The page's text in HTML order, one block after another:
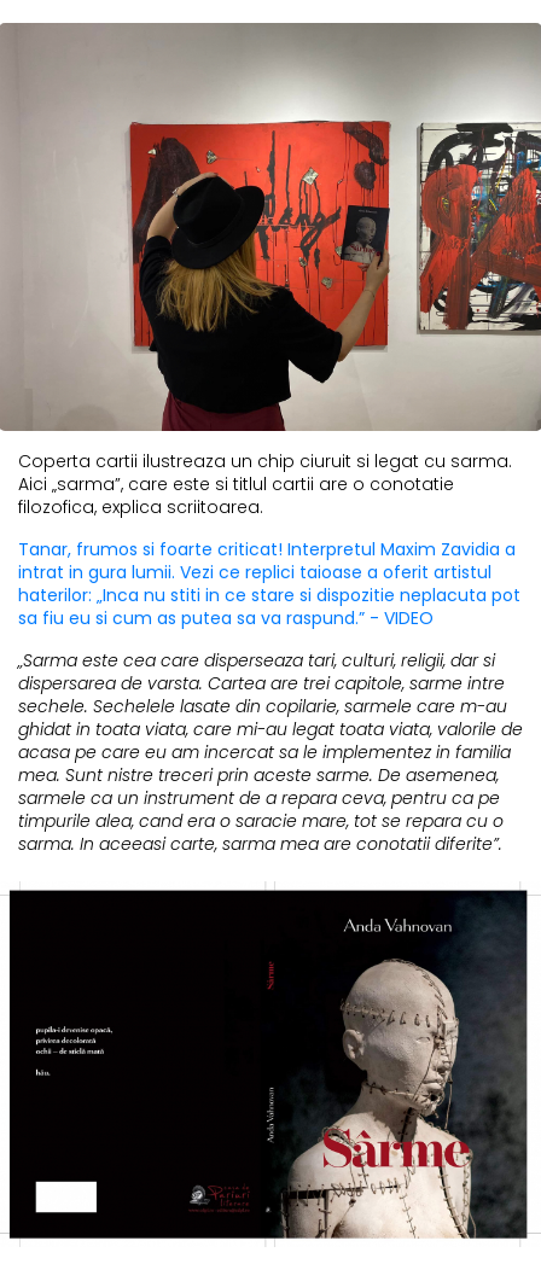
Coperta cartii ilustreaza un chip ciuruit si legat cu sarma.
Aici „sarma”, care este si titlul cartii are o conotatie
filozofica, explica scriitoarea.
Tanar, frumos si foarte criticat! Interpretul Maxim Zavidia a
intrat in gura lumii. Vezi ce replici taioase a oferit artistul
haterilor: „Inca nu stiti in ce stare si dispozitie neplacuta pot
sa fiu eu si cum as putea sa va raspund.” - VIDEO
„Sarma este cea care disperseaza tari, culturi, religii, dar si
dispersarea de varsta. Cartea are trei capitole, sarme intre
sechele. Sechelele lasate din copilarie, sarmele care m-au
ghidat in toata viata, care mi-au legat toata viata, valorile de
acasa pe care eu am incercat sa le implementez in familia
mea. Sunt nistre treceri prin aceste sarme. De asemenea,
sarmele ca un instrument de a repara ceva, pentru ca pe
timpurile alea, cand era o saracie mare, tot se repara cu o
sarma. In aceeasi carte, sarma mea are conotatii diferite”.